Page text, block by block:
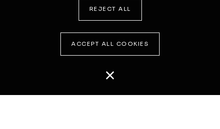
REJECT ALL
ACCEPT ALL COOKIES